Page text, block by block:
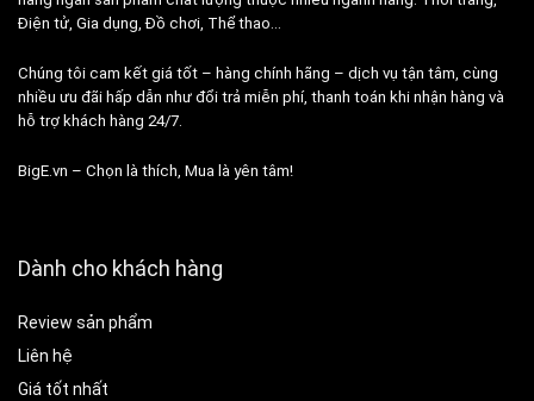
Điện tử, Gia dụng, Đồ chơi, Thể thao…
Chúng tôi cam kết giá tốt – hàng chính hãng – dịch vụ tận tâm, cùng
nhiều ưu đãi hấp dẫn như đổi trả miễn phí, thanh toán khi nhận hàng và
hỗ trợ khách hàng 24/7.
BigE.vn – Chọn là thích, Mua là yên tâm!
Dành cho khách hàng
Review sản phẩm
Liên hệ
Giá tốt nhất